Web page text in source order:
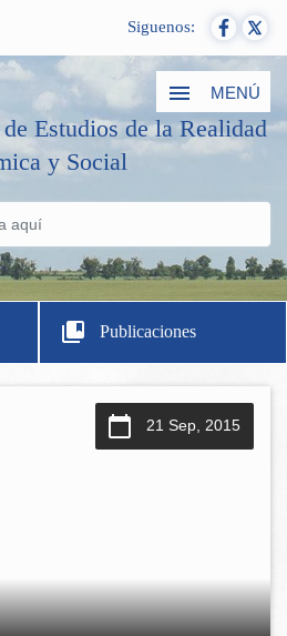
Siguenos:
MENÚ
Estudios de la Realidad
y Social
Publicaciones
21 Sep, 2015